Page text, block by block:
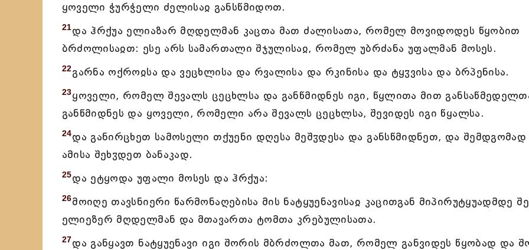
ყოველი ჭურჭელი ძელისაჲ განსწმიდოთ.
21და ჰრქუა ელიაზარ მღდელმან კაცთა მათ ძალისათა, რომელ მოვიდოდეს წყობით
ბრძოლისაჲთ: ესე არს სამართალი შჯულისაჲ, რომელ უბრძანა უფალმან მოსეს.
22გარნა ოქროჲსა და ვეცხლისა და რვალისა და რკინისა და ტყჳვისა და ბრპენისა.
23ყოველი, რომელ შევალს ცეცხლსა და განწმიდნეს იგი, წყლითა მით
განწმიდნეს და ყოველი, რომელი არა შევალს ცეცხლსა, შევიდეს იგი წყალსა.
24და განირცხეთ სამოსელი თქუენი დღესა მეშჳდესა და განსწმიდნეთ, და შემდგომად
ამისა შეხჳდეთ ბანაკად.
25და ეტყოდა უფალი მოსეს და ჰრქუა:
26მოიღე თავსნიერი წარმონაღებისა მის ნატყუენავისაჲ კაცითგან მიპირუტყუადმდე
ელიეზერ მღდელმან და მთავართა ტომთა კრებულისათა.
27და განყავთ ნატყუენავი იგი შორის მბრძოლთა მათ, რომელ განვიდეს წყობად და